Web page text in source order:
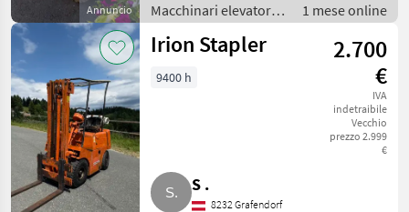
Annuncio
Macchinari elevatori e
per magazzino /
Carrelli elevatori
1 mese online
Irion Stapler
2.700
€
IVA
indetraibile
Vecchio
prezzo 2.999
€
9400 h
S .
8232 Grafendorf